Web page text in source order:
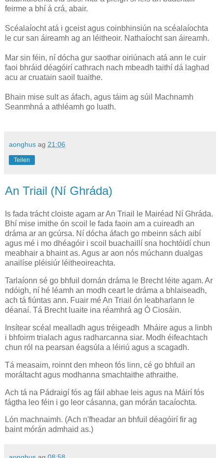
feirme a bhí á crá, abair.
Scéalaíocht atá i gceist agus coinbhinsiún na scéalaíochta
le cur san áireamh ag an léitheoir. Nathaíocht san áireamh.
Mar sin féin, ní dócha gur saothar oiriúnach atá ann le cuir
faoi bhráid déagóirí cathrach nach mbeadh taithí dá laghad
acu ar cruatain saoil tuaithe.
Bhain mise sult as áfach, agus táim ag súil Machnamh
Seanmhná a athléamh go luath.
aonghus ag 21:06
Teilen
An Triail (Ní Ghráda)
Is fada trácht cloiste agam ar An Triail le Mairéad Ní Ghráda.
Bhí mise imithe ón scoil le fada faoin am a cuireadh an
dráma ar an gcúrsa. Ní dócha áfach go mbeinn sách aibí
agus mé i mo dhéagóir i scoil buachaillí sna hochtóidí chun
meabhair a bhaint as. Agus ar aon nós múchann dualgas
anailíse pléisiúr léitheoireachta.
Tarlaíonn sé go bhfuil dornán dráma le Brecht léite agam. Ar
ndóigh, ní hé léamh an modh ceart le dráma a bhlaiseadh,
ach tá fiúntas ann. Fuair mé An Triail ón leabharlann le
déanaí. Tá Brecht luaite ina réamhrá ag Ó Ciosáin.
Insítear scéal mealladh agus tréigeadh Mháire agus a linbh
i bhfoirm trialach agus radharcanna siar. Modh éifeachtach
chun ról na pearsan éagsúla a léiriú agus a scagadh.
Tá measaim, roinnt den mheon fós linn, cé go bhfuil an
moráltacht agus modhanna smachtaithe athraithe.
Ach tá na Pádraigí fós ag fáil abhae leis agus na Máirí fós
fágtha leo féin i go leor cásanna, gan mórán tacaíochta.
Lón machnaimh. (Ach n'fheadar an bhfuil déagóirí fir ag
baint mórán admhaid as.)